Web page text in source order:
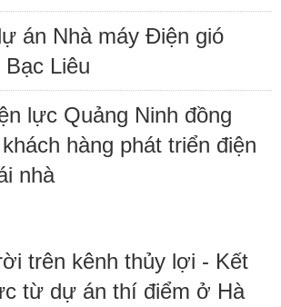
án Nhà máy Điện gió
Bạc Liêu
lực Quảng Ninh đồng
hàng phát triển điện
nhà
trên kênh thủy lợi - Kết
từ dự án thí điểm ở Hà